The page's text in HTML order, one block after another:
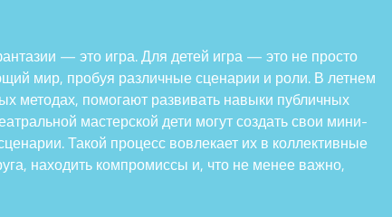
— это игра. Для детей игра — это не просто
мир, пробуя различные сценарии и роли. В летнем
методах, помогают развивать навыки публичных
мастерской дети могут создать свои мини-
Такой процесс вовлекает их в коллективные
находить компромиссы и, что не менее важно,